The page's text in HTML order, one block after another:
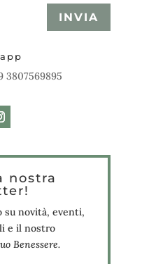
INVIA
3807569895
nostra
su novità, eventi,
e il nostro
Benessere.